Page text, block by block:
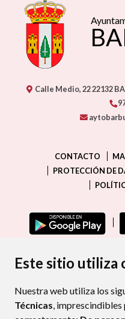
Este sitio utiliza
Nuestra web utiliza los
Técnicas, imprescindibles
Calle Medio, 2222132
CONTACTO
PROTECCIÓN DE